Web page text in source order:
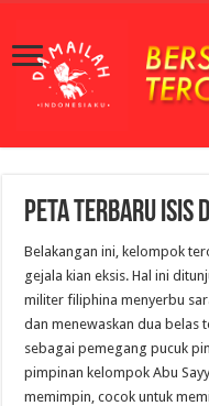
Peta Terbaru ISIS
Belakangan ini, kelompok
gejala kian eksis. Hal ini
militer filiphina menyerbu
dan menewaskan dua belas
sebagai pemegang pucuk
pimpinan kelompok Abu
memimpin, cocok untuk